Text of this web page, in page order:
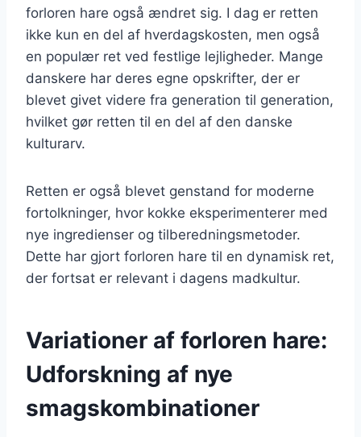
forloren hare også ændret sig. I dag er retten
ikke kun en del af hverdagskosten, men også
en populær ret ved festlige lejligheder. Mange
danskere har deres egne opskrifter, der er
blevet givet videre fra generation til generation,
hvilket gør retten til en del af den danske
kulturarv.
Retten er også blevet genstand for moderne
fortolkninger, hvor kokke eksperimenterer med
nye ingredienser og tilberedningsmetoder.
Dette har gjort forloren hare til en dynamisk ret,
der fortsat er relevant i dagens madkultur.
Variationer af forloren hare:
Udforskning af nye
smagskombinationer